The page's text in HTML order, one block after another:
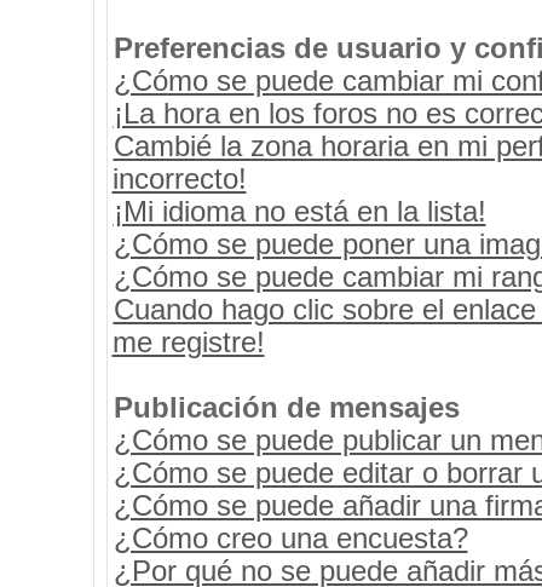
Preferencias de usuario y
¿Cómo se puede cambiar mi
¡La hora en los foros no es
Cambié la zona horaria en mi
incorrecto!
¡Mi idioma no está en la lista!
¿Cómo se puede poner una
¿Cómo se puede cambiar mi
Cuando hago clic sobre el
me registre!
Publicación de mensajes
¿Cómo se puede publicar un
¿Cómo se puede editar o borrar
¿Cómo se puede añadir una
¿Cómo creo una encuesta?
¿Por qué no se puede añadir